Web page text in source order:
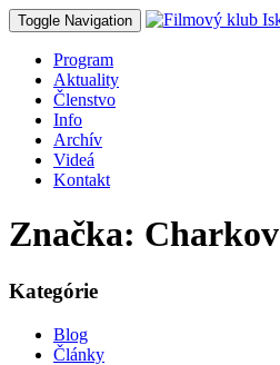
Toggle Navigation
Program
Aktuality
Členstvo
Info
Archív
Videá
Kontakt
Značka: Charkov
Kategórie
Blog
Články